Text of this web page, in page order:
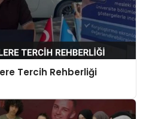
Tercih Rehberliği